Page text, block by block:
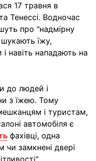
17 травня в
Тенессі. Водночас
про "надмірну
їжу,
навіть нападають на
до людей і
з їжею. Тому
і туристам,
автомобіля є
фахівці, одна
замкнені двері